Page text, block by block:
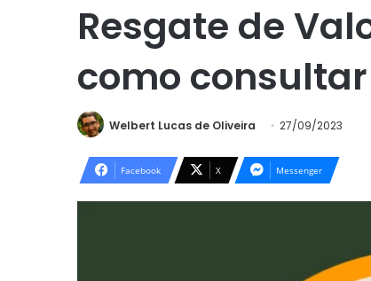
Resgate de
como
Welbert Lucas de Oliveira 27/09/2023
Facebook X Messenger